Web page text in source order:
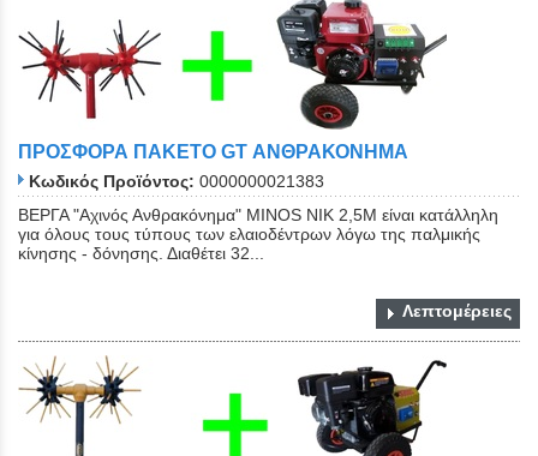
ΠΡΟΣΦΟΡΑ ΠΑΚΕΤΟ GT ΑΝΘΡΑΚΟΝΗΜΑ
Κωδικός Προϊόντος: 0000000021383
ΒΕΡΓΑ "Αχινός Ανθρακόνημα" ΜΙΝΟS NIK 2,5Μ είναι κατάλληλη
για όλους τους τύπους των ελαιοδέντρων λόγω της παλμικής
κίνησης - δόνησης. Διαθέτει 32...
Λεπτομέρειες